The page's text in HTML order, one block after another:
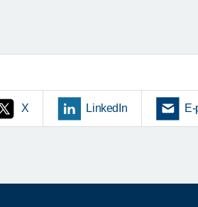
X LinkedIn